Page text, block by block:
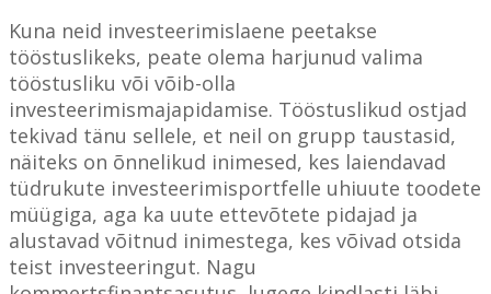
Kuna neid investeerimislaene peetakse
tööstuslikeks, peate olema harjunud valima
tööstusliku või võib-olla
investeerimismajapidamise. Tööstuslikud ostjad
tekivad tänu sellele, et neil on grupp taustasid,
näiteks on õnnelikud inimesed, kes laiendavad
tüdrukute investeerimisportfelle uhiuute toodete
müügiga, aga ka uute ettevõtete pidajad ja
alustavad võitnud inimestega, kes võivad otsida
teist investeeringut. Nagu